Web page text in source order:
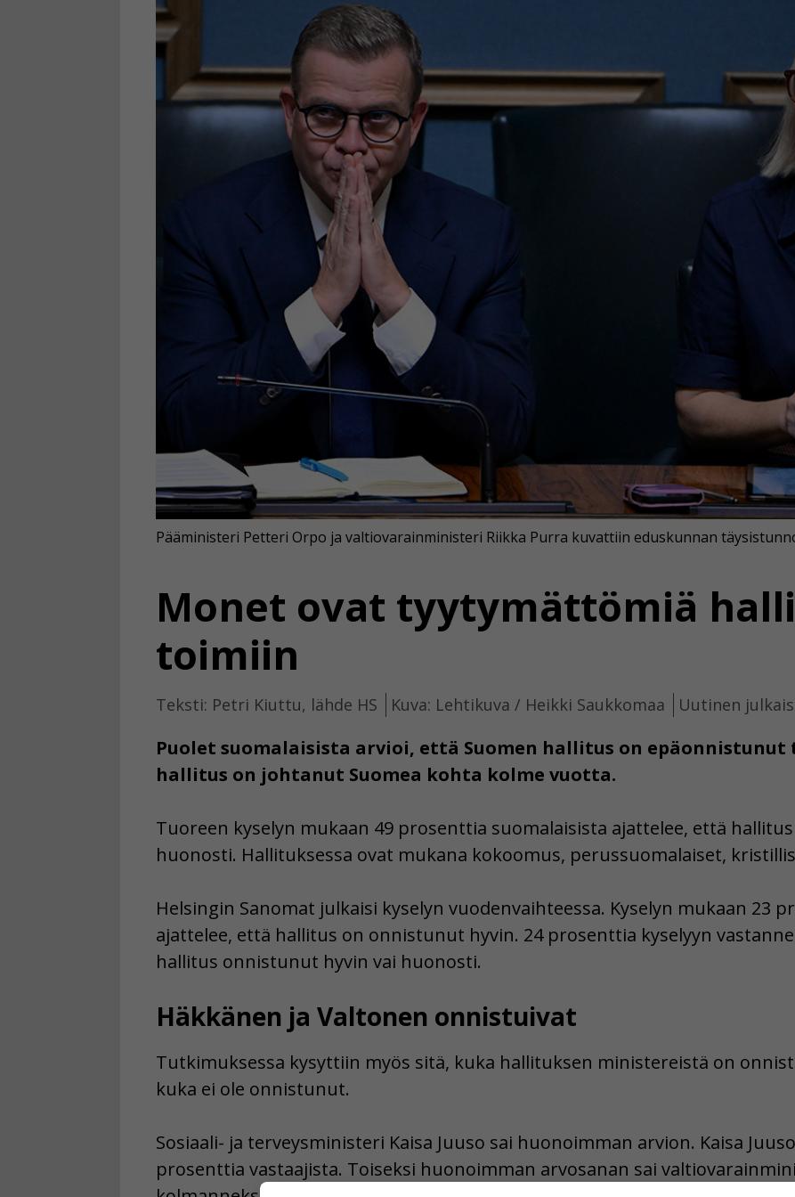
Monet ovat tyytymättömiä
toimiin
Teksti: Petri Kiuttu, lähde HS Kuva: Lehtikuva / Heikki Saukkomaa Uutinen
Puolet suomalaisista arvioi, että Suomen hallitus on epäonnistunut
hallitus on johtanut Suomea kohta kolme vuotta.
Pääministeri Petteri Orpo ja valtiovarainministeri Riikka Purra kuvattiin eduskunnan
Tuoreen kyselyn mukaan 49 prosenttia suomalaisista ajattelee, että
huonosti. Hallituksessa ovat mukana kokoomus, perussuomalaiset,
Helsingin Sanomat julkaisi kyselyn vuodenvaihteessa. Kyselyn mukaan 23
ajattelee, että hallitus on onnistunut hyvin. 24 prosenttia kyselyyn
hallitus onnistunut hyvin vai huonosti.
Häkkänen ja Valtonen onnistuivat
Tutkimuksessa kysyttiin myös sitä, kuka hallituksen ministereistä on
kuka ei ole onnistunut.
Sosiaali- ja terveysministeri Kaisa Juuso sai huonoimman arvion. Kaisa
prosenttia vastaajista. Toiseksi huonoimman arvosanan sai